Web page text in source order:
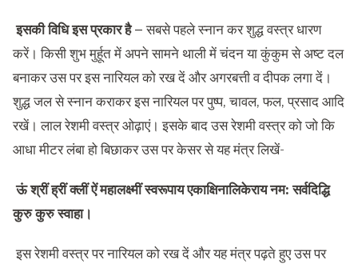
इसकी विधि इस प्रकार है – सबसे पहले स्नान कर शुद्ध वस्त्र धारण
करें। किसी शुभ मुर्हूत में अपने सामने थाली में चंदन या कुंकुम से अष्ट दल
बनाकर उस पर इस नारियल को रख दें और अगरबत्ती व दीपक लगा दें।
शुद्ध जल से स्नान कराकर इस नारियल पर पुष्प, चावल, फल, प्रसाद आदि
रखें। लाल रेशमी वस्त्र ओढ़ाएं। इसके बाद उस रेशमी वस्त्र को जो कि
आधा मीटर लंबा हो बिछाकर उस पर केसर से यह मंत्र लिखें-
ऊं श्रीं ह्रीं क्लीं ऐं महालक्ष्मीं स्वरूपाय एकाक्षिनालिकेराय नम: सर्वदिद्धि
कुरु कुरु स्वाहा।
इस रेशमी वस्त्र पर नारियल को रख दें और यह मंत्र पढ़ते हुए उस पर